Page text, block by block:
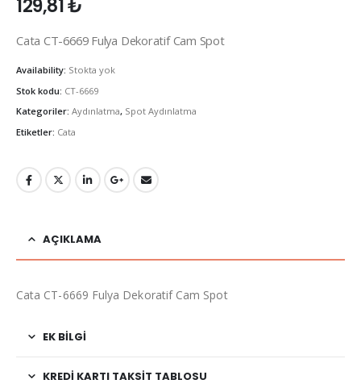
129,81₺
Cata CT-6669 Fulya Dekoratif Cam Spot
Availability: Stokta yok
Stok kodu: CT-6669
Kategoriler: Aydınlatma, Spot Aydınlatma
Etiketler: Cata
AÇIKLAMA
Cata CT-6669 Fulya Dekoratif Cam Spot
EK BILGI
KREDI KARTI TAKSIT TABLOSU